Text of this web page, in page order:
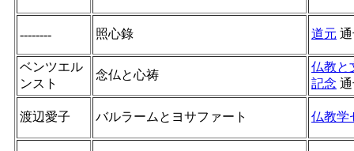
-------- 照心錄 道元
ベンツエル
ンスト
念仏と心祷
仏教と
記念
渡辺愛子 バルラームとヨサファート 仏教学